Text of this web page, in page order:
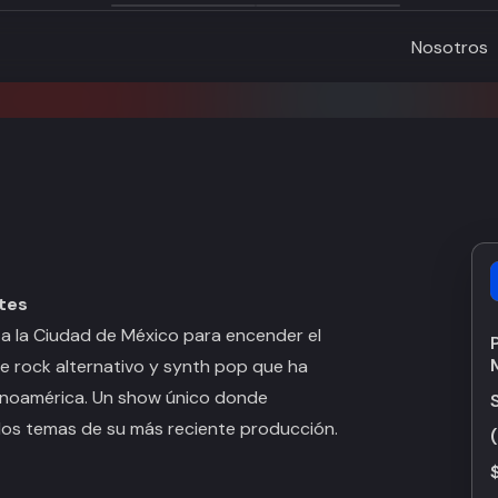
Nosotros
la Ciudad de México para encender el
rock alternativo y synth pop que ha
Un show único donde
temas de su más reciente producción.